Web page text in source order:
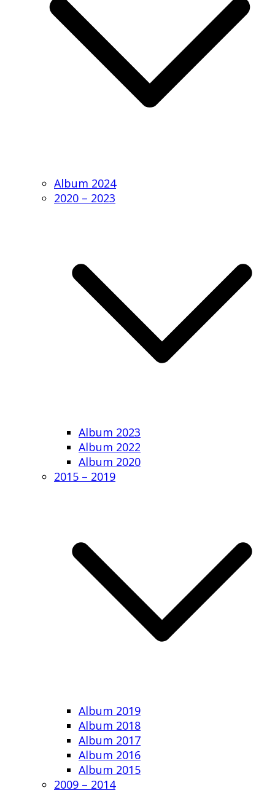
Album 2024
2020 – 2023
Album 2023
Album 2022
Album 2020
2015 – 2019
Album 2019
Album 2018
Album 2017
Album 2016
Album 2015
2009 – 2014